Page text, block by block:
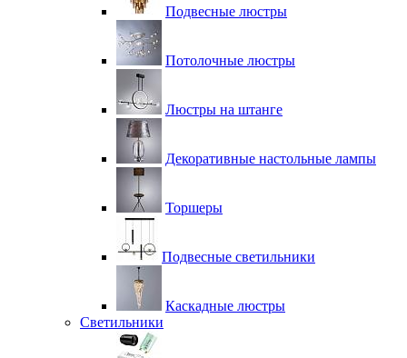
Подвесные люстры
Потолочные люстры
Люстры на штанге
Декоративные настольные лампы
Торшеры
Подвесные светильники
Каскадные люстры
Светильники